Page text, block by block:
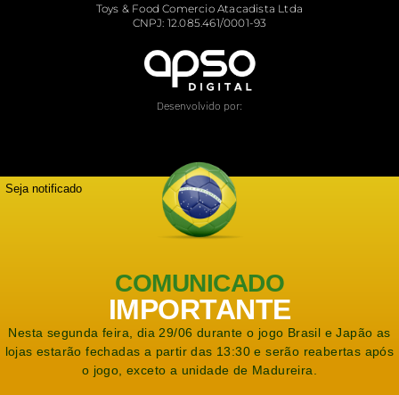
Toys & Food Comercio Atacadista Ltda
CNPJ: 12.085.461/0001-93
Desenvolvido por:
Seja notificado
COMUNICADO
IMPORTANTE
Nesta segunda feira, dia 29/06 durante o jogo Brasil e Japão as
lojas estarão fechadas a partir das 13:30 e serão reabertas após
o jogo, exceto a unidade de Madureira.